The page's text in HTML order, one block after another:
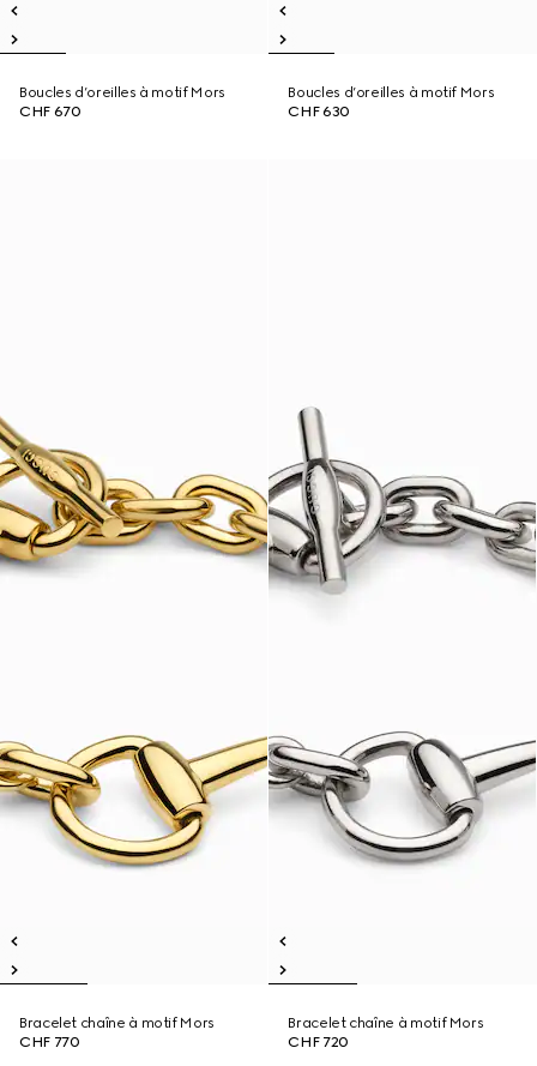
Boucles d’oreilles à motif Mors
CHF 670
Boucles d’oreilles à motif Mors
CHF 630
Bracelet chaîne à motif Mors
CHF 770
Bracelet chaîne à motif Mors
CHF 720